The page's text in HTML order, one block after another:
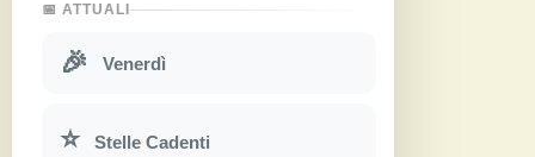
📅 ATTUALI
🎉 Venerdì
⭐ Stelle Cadenti